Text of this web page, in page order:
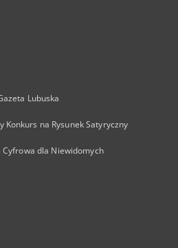
Lubuska
na Rysunek Satyryczny
dla Niewidomych